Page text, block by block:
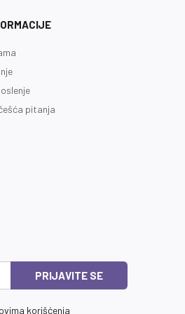
pitanja
PRIJAVITE SE
korišćenja